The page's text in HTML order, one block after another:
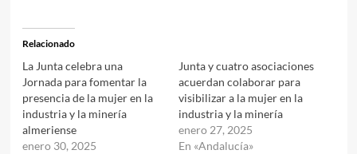
Relacionado
La Junta celebra una
Jornada para fomentar la
presencia de la mujer en la
industria y la minería
almeriense
enero 30, 2025
Junta y cuatro asociaciones
acuerdan colaborar para
visibilizar a la mujer en la
industria y la minería
enero 27, 2025
En «Andalucía»